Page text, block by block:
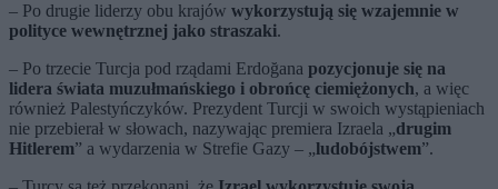
– Po drugie liderzy obu krajów wykorzystują się wzajemnie w
polityce wewnętrznej jako straszaki.
– Po trzecie Turcja pod rządami Erdoğana pozycjonuje się na
lidera świata muzułmańskiego i obrońcę ciemiężonych, a więc
również Palestyńczyków. Prezydent Turcji w swoich wystąpieniach
nie przebierał w słowach, nazywając premiera Izraela „drugim
Hitlerem” a wydarzenia w Strefie Gazy – „ludobójstwem”.